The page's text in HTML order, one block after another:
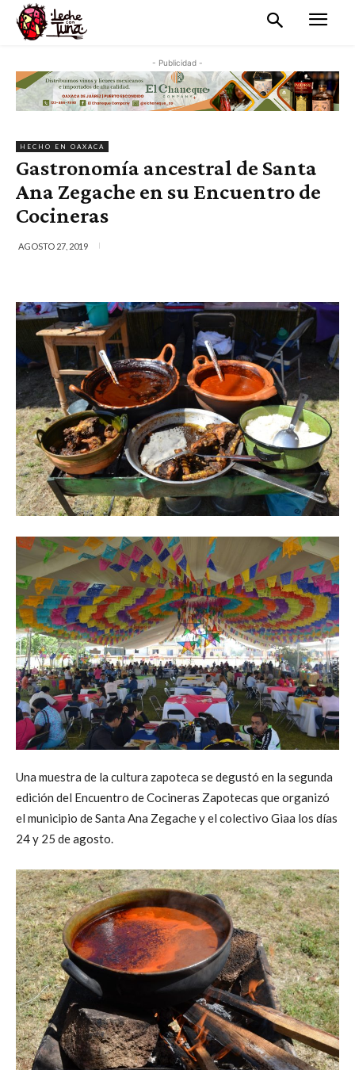
- Publicidad -
HECHO EN OAXACA
Gastronomía ancestral de Santa
Ana Zegache en su Encuentro de
Cocineras
AGOSTO 27, 2019
Una muestra de la cultura zapoteca se degustó en la segunda
edición del Encuentro de Cocineras Zapotecas que organizó
el municipio de Santa Ana Zegache y el colectivo Giaa los días
24 y 25 de agosto.